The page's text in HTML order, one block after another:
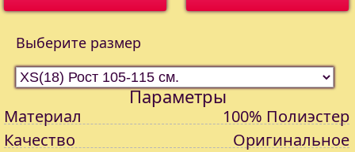
Выберите размер
Параметры
Материал
100% Полиэстер
Качество
Оригинальное